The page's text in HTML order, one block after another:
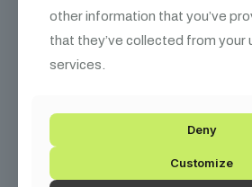
other information that you’ve
that they’ve collected from your
services.
Deny
Customize